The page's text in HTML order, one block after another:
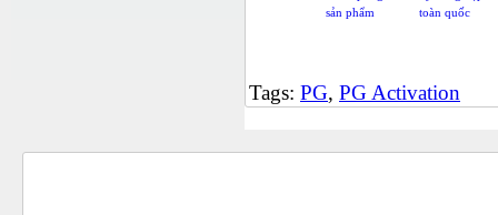
sản phẩm
toàn quốc
Tags: PG, PG Activation